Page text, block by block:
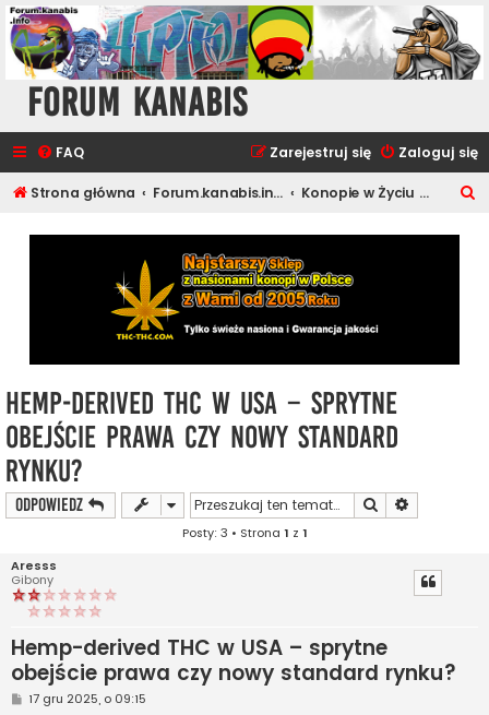
Forum Kanabis
FAQ Zaloguj się
Zarejestruj się
Strona główna Forum.kanabis.info - Ganja Tematy Konopie w Życiu Ludzi
Hemp-derived THC w USA – sprytne
obejście prawa czy nowy standard
rynku?
ODPOWIEDZ Szukaj
Posty: 3 • Strona 1 z 1
Aresss
Gibony
Hemp-derived THC w USA – sprytne
obejście prawa czy nowy standard rynku?
P17 gru 2025, o 09:15